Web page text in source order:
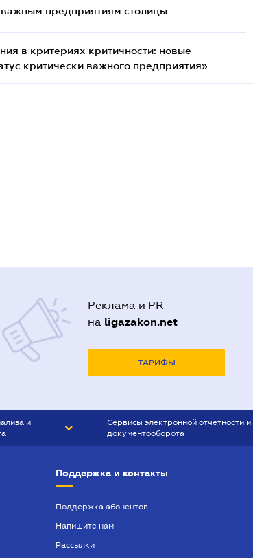
предприятиям столицы
в критериях критичности: новые
критически важного предприятия»
Реклама и PR
на ligazakon.net
ТАРИФЫ
и
Сервисы электронной отчетности и
документооборота
Поддержка и контакты
Поддержка абонентов
Напишите нам
Рассылки